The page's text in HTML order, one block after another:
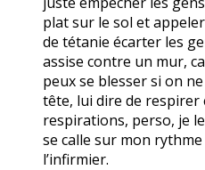
plat sur le sol et
de tétanie écarter les
assise contre un mur,
peux se blesser si on
tête, lui dire de respirer
respirations, perso, je
se calle sur mon
l’infirmier.